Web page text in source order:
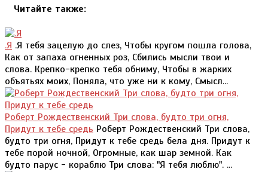
Читайте также:
.Я .Я тебя зацелую до слез, Чтобы кругом пошла голова,
Как от запаха огненных роз, Сбились мысли твои и
слова. Крепко-крепко тебя обниму, Чтобы в жарких
объятьях моих, Поняла, что уже ни к кому, Смысл...
Роберт Рождественский Три слова, будто три огня,
Придут к тебе средь Роберт Рождественский Три слова,
будто три огня, Придут к тебе средь бела дня. Придут к
тебе порой ночной, Огромные, как шар земной. Как
будто парус - кораблю Три слова: "Я тебя люблю". ...